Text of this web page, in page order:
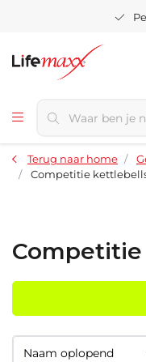
Terug naar home
Competitie